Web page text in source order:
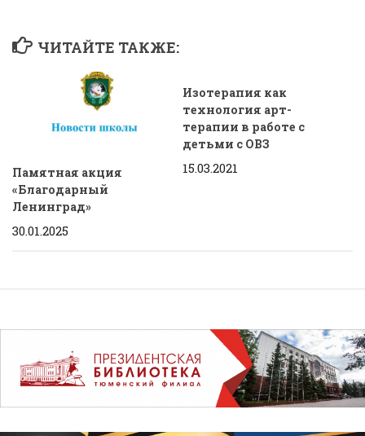
ЧИТАЙТЕ ТАКЖЕ:
Памятная акция
«Благодарный
Ленинград»
30.01.2025
Изотерапия как
технология арт-
терапии в работе с
детьми с ОВЗ
15.03.2021